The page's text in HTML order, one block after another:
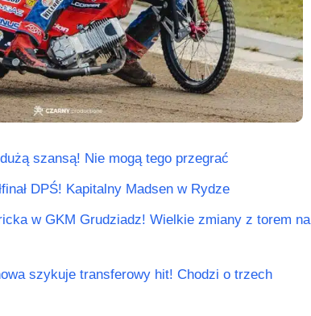
szansą! Nie mogą tego przegrać
DPŚ! Kapitalny Madsen w Rydze
w GKM Grudziadz! Wielkie zmiany z torem na
szykuje transferowy hit! Chodzi o trzech